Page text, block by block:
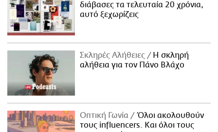
διάβασες τα τελευταία 20 χρόνια,
αυτό ξεχωρίζεις
Σκληρές Αλήθειες
H σκληρή
αλήθεια για τον Πάνο Βλάχο
Οπτική Γωνία
Όλοι ακολουθούν
τους influencers. Και όλοι τους